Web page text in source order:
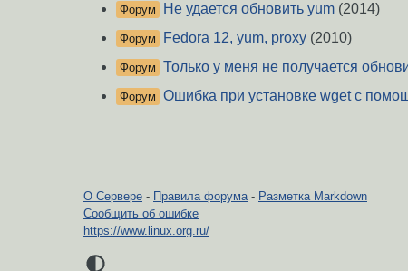
Форум Не удается обновить yum (2014)
Форум Fedora 12, yum, proxy (2010)
Форум Только у меня не получается
Форум Ошибка при установке wget с
О Сервере - Правила форума- Разметка Markdown
Сообщить об ошибке
https://www.linux.org.ru/